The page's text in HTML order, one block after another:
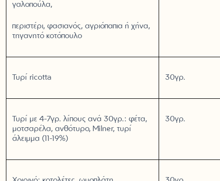
γαλοπούλα,
περιστέρι, φασιανός, αγριόπαπια ή χήνα,
τηγανητό κοτόπουλο
Τυρί ricotta 30γρ.
Τυρί με 4-7γρ. λίπους ανά 30γρ.: φέτα,
μοτσαρέλα, ανθότυρο, Milner, τυρί
άλειμμα (11-19%)
30γρ.